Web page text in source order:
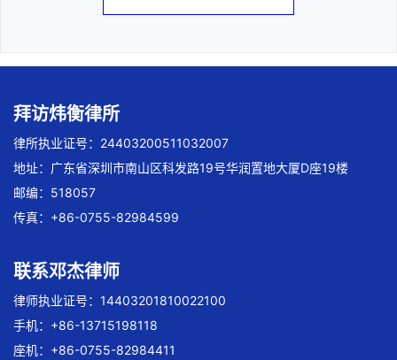
拜访炜衡律所
律所执业证号：24403200511032007
地址：广东省深圳市南山区科发路19号华润置地大厦D座19楼
邮编：518057
传真：+86-0755-82984599
联系邓杰律师
律师执业证号：14403201810022100
手机：+86-13715198118
座机：+86-0755-82984411